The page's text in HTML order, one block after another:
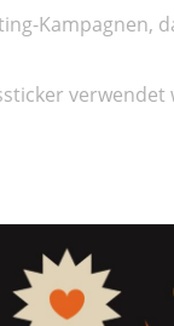
Kampagnen,
verwendet